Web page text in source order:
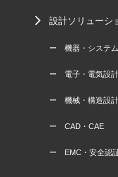
設計ソリューシ
ー 機器・システ
ー 電子・電気設計
ー 機械・構造設計
ー CAD・CAE
ー EMC・安全認